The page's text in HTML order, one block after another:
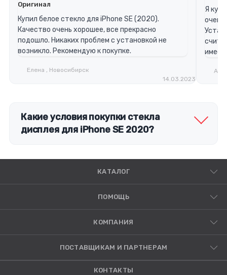
Оригинал
Купил белое стекло для iPhone SE (2020).
Качество очень хорошее, все прекрасно
подошло. Никаких проблем с установкой не
возникло. Рекомендую к покупке.
Елена , Новосибирск
14.03.2023
Я
очень
имеет
Какие условия покупки стекла
дисплея для iPhone SE 2020?
КАТАЛОГ
ПОМОЩЬ
КОМПАНИЯ
ПОСТАВЩИКАМ И ПАРТНЕРАМ
КОНТАКТЫ